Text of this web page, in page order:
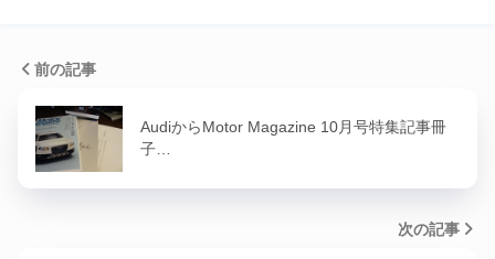
前の記事
AudiからMotor Magazine 10月号特集記事冊
子…
次の記事